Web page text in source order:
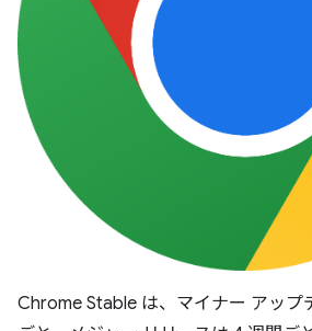
Chrome Stable は、マイナー アップ